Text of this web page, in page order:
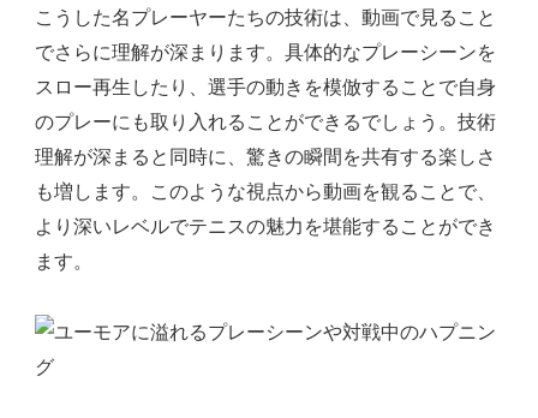
こうした名プレーヤーたちの技術は、動画で見ること
でさらに理解が深まります。具体的なプレーシーンを
スロー再生したり、選手の動きを模倣することで自身
のプレーにも取り入れることができるでしょう。技術
理解が深まると同時に、驚きの瞬間を共有する楽しさ
も増します。このような視点から動画を観ることで、
より深いレベルでテニスの魅力を堪能することができ
ます。